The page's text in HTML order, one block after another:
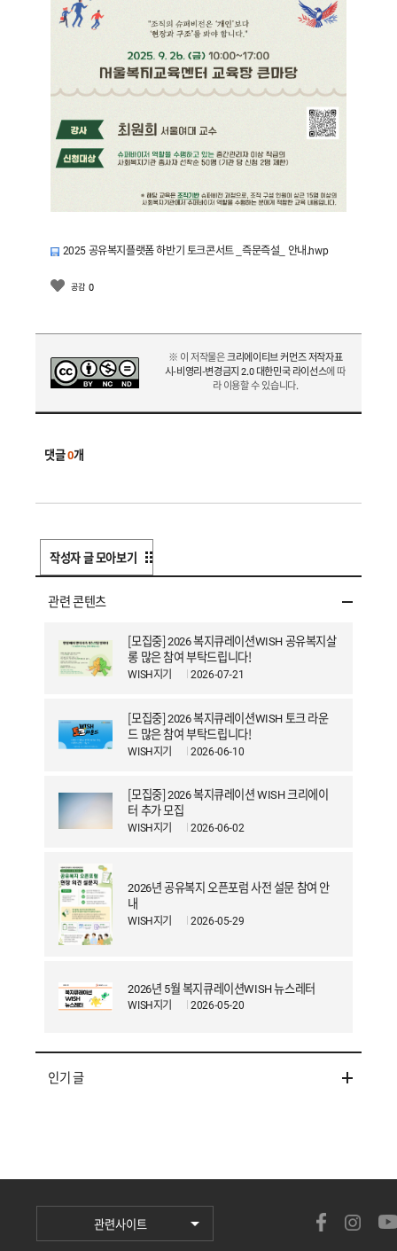
i
s
공
유
복
지
플
폼
e
l
f
H
i
n
비
2025 공유복지플랫폼 하반기 토크콘서트 _즉문즉설_ 안내.hwp
공감 0
※ 이 저작물은크리에이티브 커먼즈 저작자표
시-비영리-변경금지 2.0 대한민국 라이선스에 따
라 이용할 수 있습니다.
댓글0개
작성자 글 모아보기
관련 콘텐츠
[모집중] 2026 복지큐레이션WISH 공유복지살
롱 많은 참여 부탁드립니다!
WISH지기 2026-07-21
[모집중] 2026 복지큐레이션WISH 토크 라운
드 많은 참여 부탁드립니다!
WISH지기 2026-06-10
[모집중] 2026 복지큐레이션 WISH 크리에이
터 추가 모집
WISH지기 2026-06-02
2026년 공유복지 오픈포럼 사전 설문 참여 안
내
WISH지기 2026-05-29
2026년 5월 복지큐레이션WISH 뉴스레터
WISH지기 2026-05-20
인기 글
관련사이트